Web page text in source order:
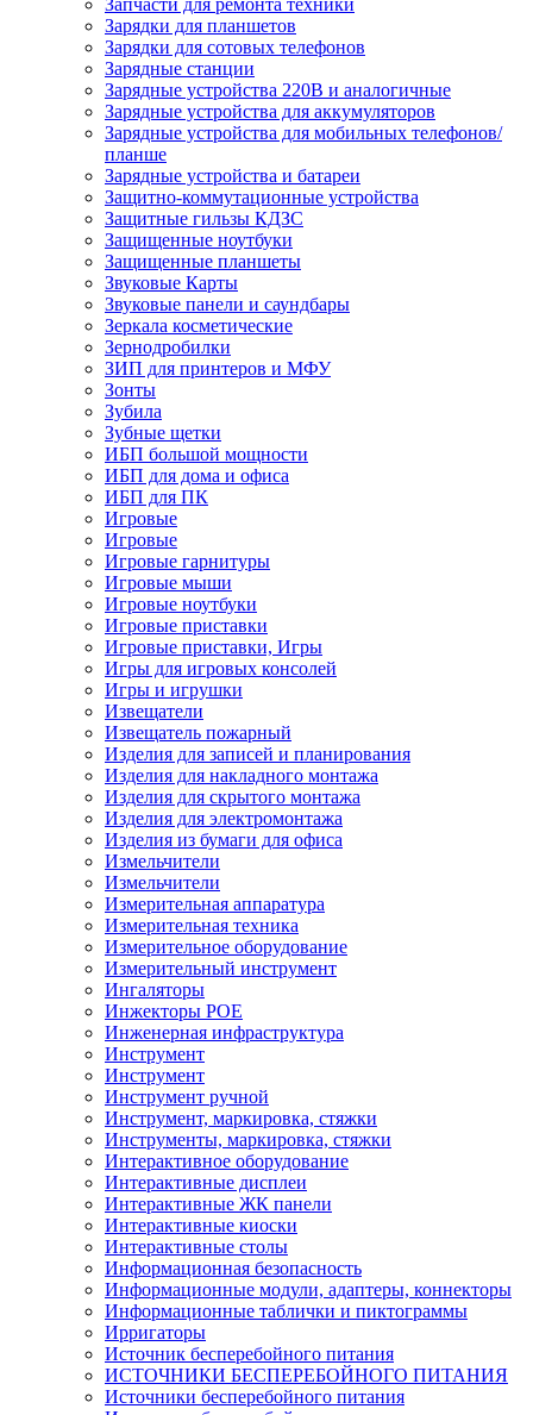
Зарядки для планшетов
Зарядки для сотовых телефонов
Зарядные станции
Зарядные устройства 220В и аналогичные
Зарядные устройства для аккумуляторов
Зарядные устройства для мобильных телефонов/
планше
Зарядные устройства и батареи
Защитно-коммутационные устройства
Защитные гильзы КДЗС
Защищенные ноутбуки
Защищенные планшеты
Звуковые Карты
Звуковые панели и саундбары
Зеркала косметические
Зернодробилки
ЗИП для принтеров и МФУ
Зонты
Зубила
Зубные щетки
ИБП большой мощности
ИБП для дома и офиса
ИБП для ПК
Игровые
Игровые
Игровые гарнитуры
Игровые мыши
Игровые ноутбуки
Игровые приставки
Игровые приставки, Игры
Игры для игровых консолей
Игры и игрушки
Извещатели
Извещатель пожарный
Изделия для записей и планирования
Изделия для накладного монтажа
Изделия для скрытого монтажа
Изделия для электромонтажа
Изделия из бумаги для офиса
Измельчители
Измельчители
Измерительная аппаратура
Измерительная техника
Измерительное оборудование
Измерительный инструмент
Ингаляторы
Инжекторы POE
Инженерная инфраструктура
Инструмент
Инструмент
Инструмент ручной
Инструмент, маркировка, стяжки
Инструменты, маркировка, стяжки
Интерактивное оборудование
Интерактивные дисплеи
Интерактивные ЖК панели
Интерактивные киоски
Интерактивные столы
Информационная безопасность
Информационные модули, адаптеры, коннекторы
Информационные таблички и пиктограммы
Ирригаторы
Источник бесперебойного питания
ИСТОЧНИКИ БЕСПЕРЕБОЙНОГО ПИТАНИЯ
Источники бесперебойного питания